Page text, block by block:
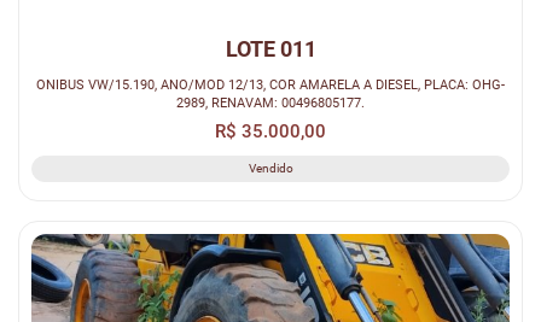
LOTE 011
ONIBUS VW/15.190, ANO/MOD 12/13, COR AMARELA A DIESEL, PLACA: OHG-
2989, RENAVAM: 00496805177.
R$ 35.000,00
Vendido